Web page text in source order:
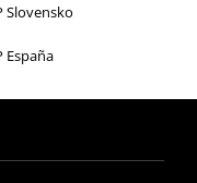
Slovensko
España